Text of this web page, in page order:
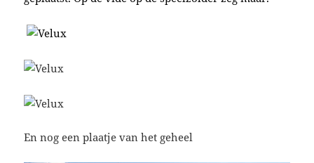
En nog een plaatje van het geheel